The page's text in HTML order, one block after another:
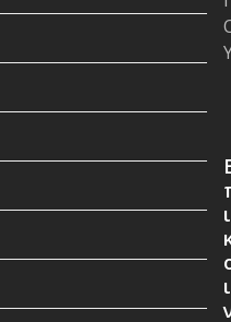
ι
ι